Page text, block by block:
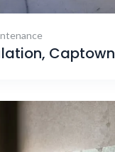
Captown